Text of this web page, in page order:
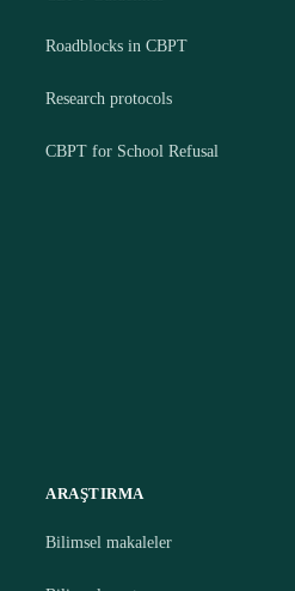
Roadblocks in CBPT
Research protocols
CBPT for School Refusal
ARAŞTIRMA
Bilimsel makaleler